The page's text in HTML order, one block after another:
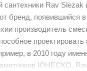
Rav
бренд,
производитель
в 2010 году
ЮНЕСКО.